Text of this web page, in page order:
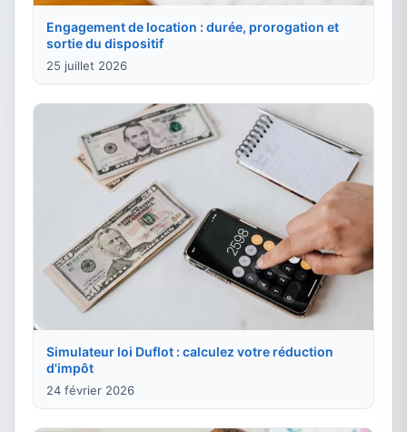
Engagement de location : durée, prorogation et
sortie du dispositif
25 juillet 2026
Simulateur loi Duflot : calculez votre réduction
d'impôt
24 février 2026